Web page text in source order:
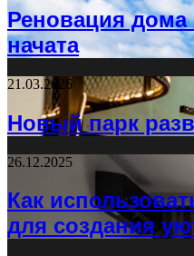
Реновация дома
начата
21.03.2026
Новый парк
26.12.2025
Как
для создания